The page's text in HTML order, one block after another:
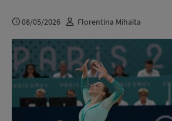
08/05/2026 Florentina Mihaita